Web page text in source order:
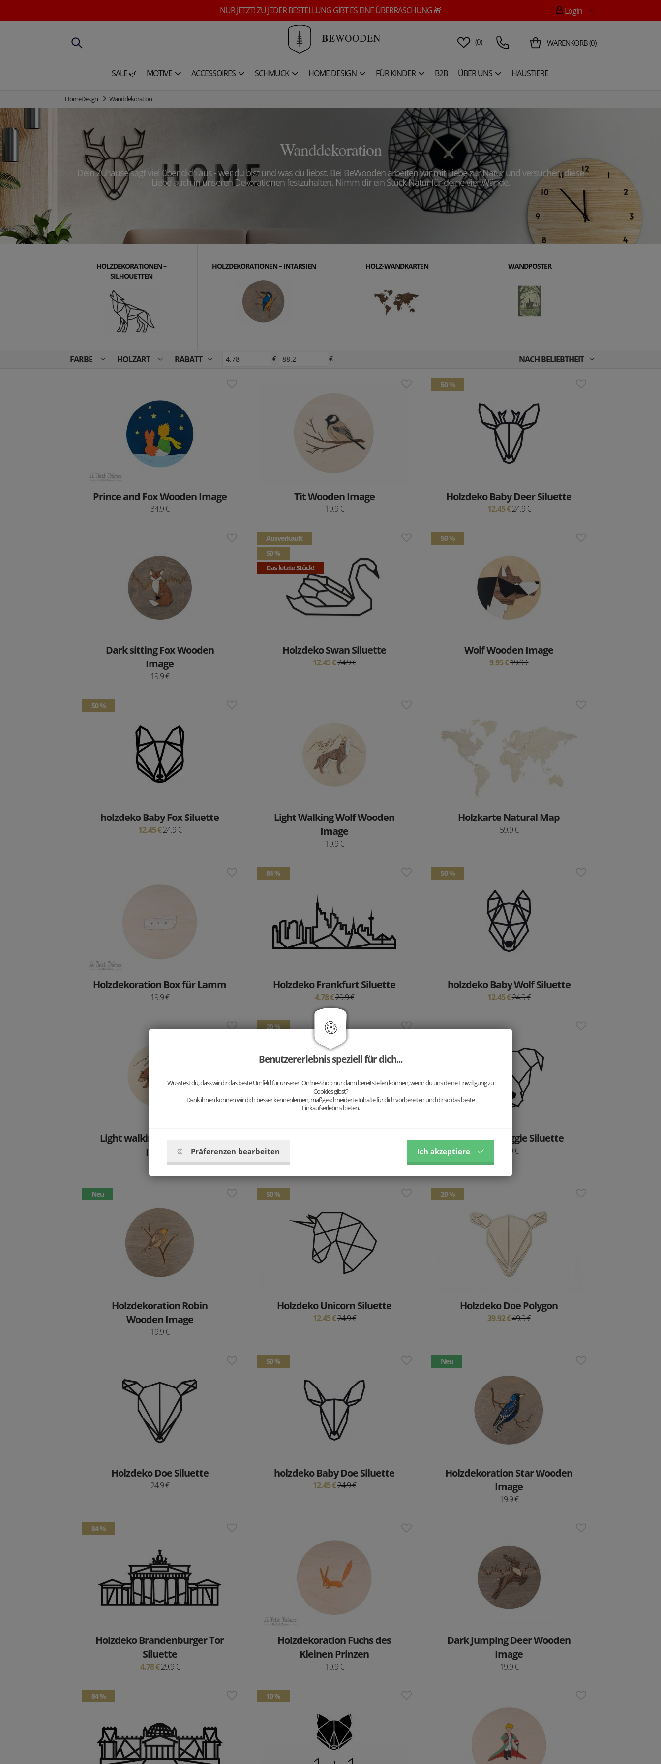
NUR JETZT! ZU JEDER BESTELLUNG GIBT ES EINE ÜBERRASCHUNG 🎁 Login
BEWOODEN (0) WARENKORB(0)
SALE 🌿 MOTIVE ACCESSOIRES SCHMUCK HOME DESIGN FÜR KINDER B2B ÜBER UNS HAUSTIERE
HomeDesign Wanddekoration
Wanddekoration
Dein Zuhause sagt viel über dich aus - wer du bist undwas du liebst. Bei BeWooden arbeiten wir mit Liebe zur Natur und versuchen, diese
Liebe auch in unseren Dekorationen festzuhalten. Nimm dir ein Stück Natur für deine vier Wände.
HOLZDEKORATIONEN –
SILHOUETTEN
HOLZDEKORATIONEN – INTARSIEN HOLZ-WANDKARTEN WANDPOSTER
FARBE HOLZART RABATT € € NACH BELIEBTHEIT
Prince and Fox Wooden Image
34.9 €
Tit Wooden Image
19.9 €
50 %
Holzdeko Baby Deer Siluette
12.45 €24.9 €
Dark sitting Fox Wooden
Image
19.9 €
Ausverkauft
50 %
Das letzte Stück!
Holzdeko Swan Siluette
12.45 €24.9 €
50 %
Wolf Wooden Image
9.95 €19.9 €
50 %
holzdeko Baby Fox Siluette
12.45 €24.9 €
Light Walking Wolf Wooden
Image
19.9 €
Holzkarte Natural Map
59.9 €
Holzdekoration Box für Lamm
19.9 €
84 %
Holzdeko Frankfurt Siluette
4.78 €29.9 €
50 %
holzdeko Baby Wolf Siluette
12.45 €24.9 €
Light walking Bear Wooden
Image
19.9 €
20 %
Holzdeko Doggie Siluette
24.9 €
Neu
Holzdekoration Robin
Wooden Image
19.9 €
50 %
Holzdeko Unicorn Siluette
12.45 €24.9 €
20 %
Holzdeko Doe Polygon
39.92 €49.9 €
Holzdeko Doe Siluette
24.9 €
50 %
holzdeko Baby Doe Siluette
12.45 €24.9 €
Neu
Holzdekoration Star Wooden
Image
19.9 €
84 %
Holzdeko Brandenburger Tor
Siluette
4.78 €29.9 €
Holzdekoration Fuchs des
Kleinen Prinzen
19.9 €
Dark Jumping Deer Wooden
Image
19.9 €
84 % 10 %
Benutzererlebnis speziell für dich...
Wusstest du, dass wir dir das beste Umfeld für unseren Online-Shop nur dann bereitstellen können, wenn du uns deine Einwilligung zu
Cookies gibst?
Dank ihnen können wir dich besser kennenlernen, maßgeschneiderte Inhalte für dich vorbereiten und dir so das beste
Einkaufserlebnis bieten.
Präferenzen bearbeiten Ich akzeptiere